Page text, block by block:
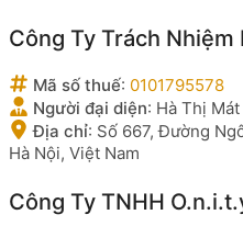
Công Ty Trách Nhiệm
Mã số thuế: 0101795578
Người đại diện: Hà Thị Mát
Địa chỉ: Số 667, Đường
Hà Nội, Việt Nam
Công Ty TNHH